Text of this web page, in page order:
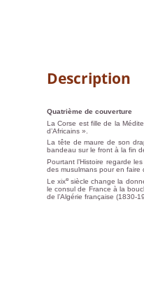
Description
Quatrième de couverture
La Corse est fille de la
d’Africains ».
La tête de maure de son
bandeau sur le front à la fin
Pourtant l’Histoire regarde
des musulmans pour en faire
Le xixe siècle change la
le consul de France à la
de l’Algérie française (1830-